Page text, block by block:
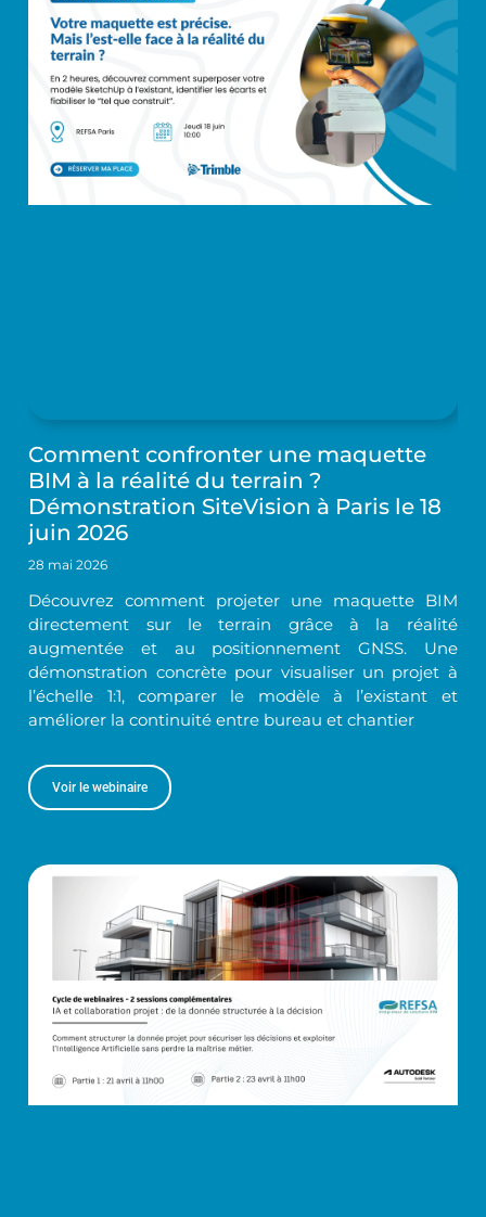
Comment confronter une maquette
BIM à la réalité du terrain ?
Démonstration SiteVision à Paris le 18
juin 2026
28 mai 2026
Découvrez comment projeter une maquette BIM
directement sur le terrain grâce à la réalité
augmentée et au positionnement GNSS. Une
démonstration concrète pour visualiser un projet à
l’échelle 1:1, comparer le modèle à l’existant et
améliorer la continuité entre bureau et chantier
Voir le webinaire